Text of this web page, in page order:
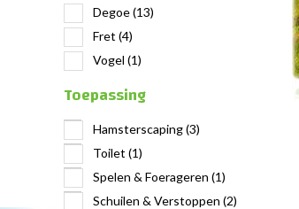
Degoe(13)
Fret (4)
Vogel (1)
Toepassing
Hamsterscaping(3)
Toilet (1)
Spelen & Foerageren (1)
Schuilen & Verstoppen (2)